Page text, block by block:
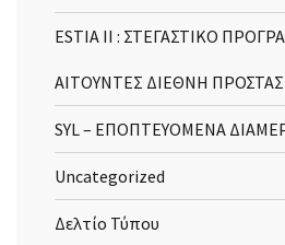
ESTIA II : ΣΤΕΓΑΣΤΙΚΟ
ΑΙΤΟΥΝΤΕΣ ΔΙΕΘΝΗ
SYL – ΕΠΟΠΤΕΥΟΜΕΝΑ
Uncategorized
Δελτίο Τύπου